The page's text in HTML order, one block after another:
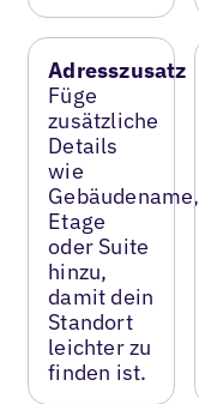
Adresszusatz
Füge
zusätzliche
Details
wie
Gebäudename,
Etage
oder Suite
hinzu,
damit dein
Standort
leichter zu
finden ist.